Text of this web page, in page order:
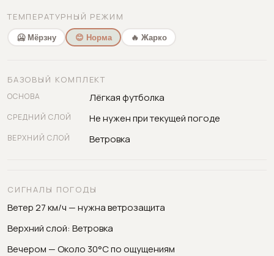
ТЕМПЕРАТУРНЫЙ РЕЖИМ
🥶 Мёрзну 😊 Норма 🔥 Жарко
БАЗОВЫЙ КОМПЛЕКТ
ОСНОВА Лёгкая футболка
СРЕДНИЙ СЛОЙ Не нужен при текущей погоде
ВЕРХНИЙ СЛОЙ Ветровка
СИГНАЛЫ ПОГОДЫ
Ветер 27 км/ч — нужна ветрозащита
Верхний слой: Ветровка
Вечером — Около 30°C по ощущениям